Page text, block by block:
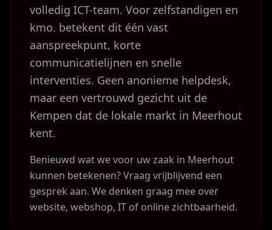
volledig ICT-team. Voor zelfstandigen en
kmo. betekent dit één vast
aanspreekpunt, korte
communicatielijnen en snelle
interventies. Geen anonieme helpdesk,
maar een vertrouwd gezicht uit de
Kempen dat de lokale markt in Meerhout
kent.
Benieuwd wat we voor uw zaak in Meerhout
kunnen betekenen? Vraag vrijblijvend een
gesprek aan. We denken graag mee over
website, webshop, IT of online zichtbaarheid.